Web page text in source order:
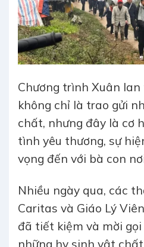
Chương trình Xuân
không chỉ là trao gửi
chất, nhưng đây là cơ
tình yêu thương, sự
vọng đến với bà con
Nhiều ngày qua, các
Caritas và Giáo Lý
đã tiết kiệm và mời
những hy sinh vật